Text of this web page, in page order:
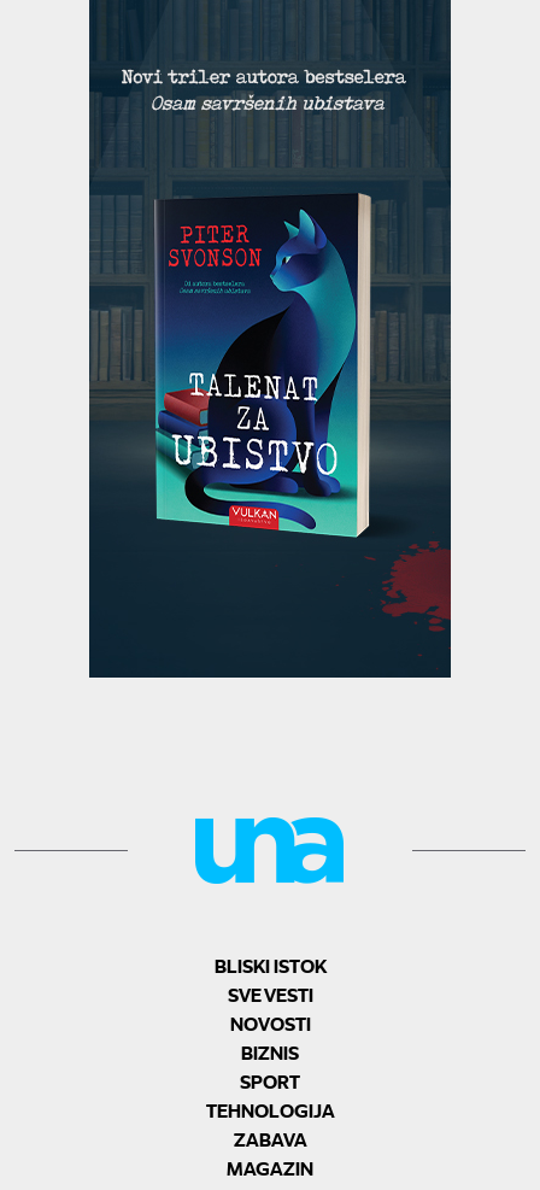
BLISKI ISTOK
SVE VESTI
NOVOSTI
BIZNIS
SPORT
TEHNOLOGIJA
ZABAVA
MAGAZIN